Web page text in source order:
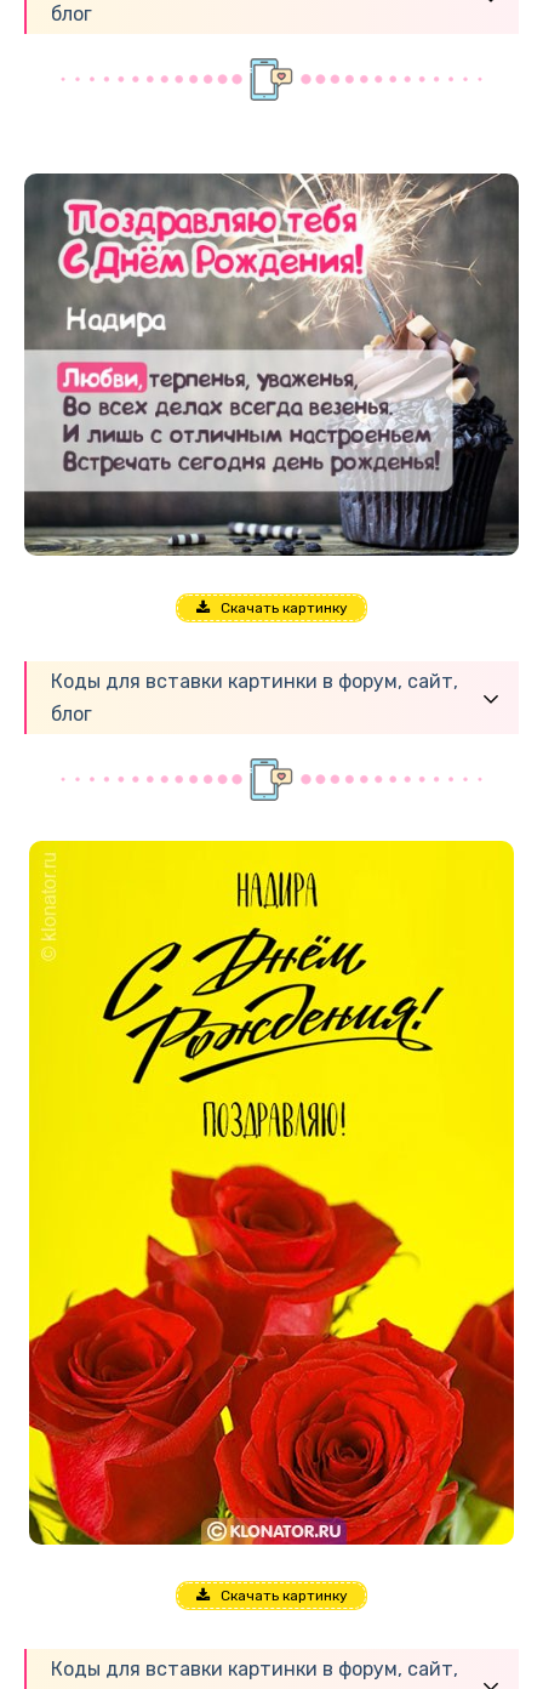
блог
Скачать картинку
Коды для вставки картинки в форум, сайт,
блог
Скачать картинку
Коды для вставки картинки в форум, сайт,